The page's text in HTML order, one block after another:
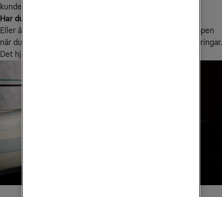
kunder.
Har du stött på något fel?
Eller är något otydligt eller saknas? Använd Tyck till-knappen
när du loggat in och kom gärna med önskemål om förbättringar.
Det hjälper oss i vårt arbete med att utveckla tjänsten.